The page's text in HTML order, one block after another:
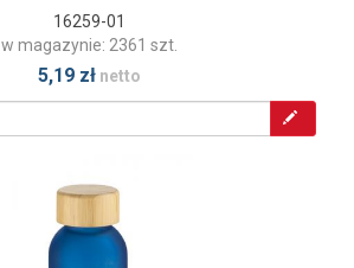
16259-01
w magazynie: 2361 szt.
5,19 złnetto